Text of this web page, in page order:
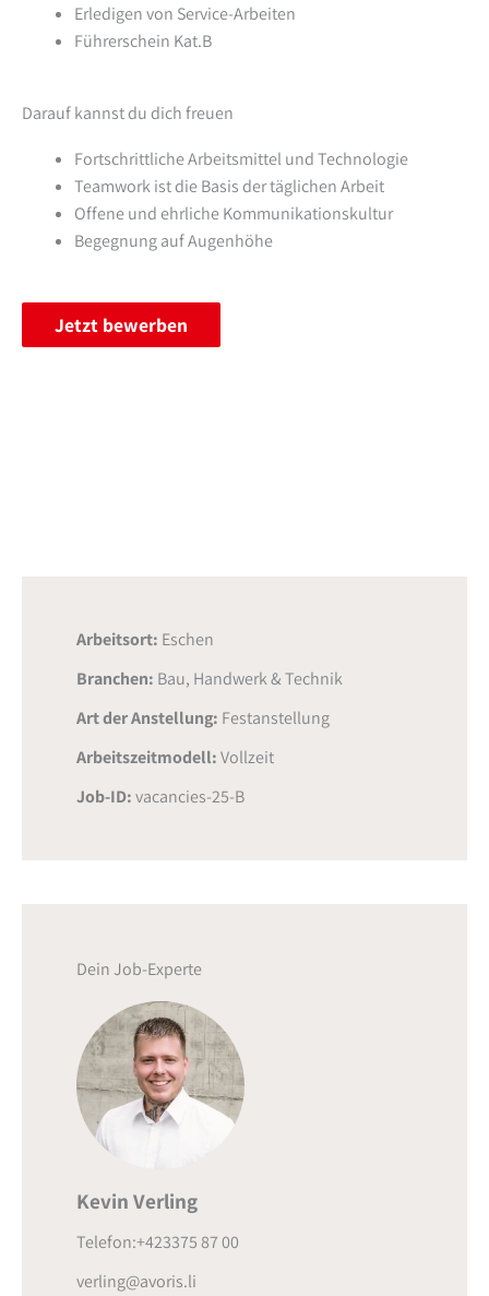
Erledigen von Service-Arbeiten
Führerschein Kat.B
Darauf kannst du dich freuen
Fortschrittliche Arbeitsmittel und Technologie
Teamwork ist die Basis der täglichen Arbeit
Offene und ehrliche Kommunikationskultur
Begegnung auf Augenhöhe
Jetzt bewerben
Arbeitsort: Eschen
Branchen: Bau, Handwerk & Technik
Art der Anstellung: Festanstellung
Arbeitszeitmodell:Vollzeit
Job-ID:vacancies-25-B
Dein Job-Experte
Kevin Verling
Telefon:+423375 87 00
verling@avoris.li